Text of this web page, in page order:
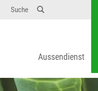
Suche
Aussendienst